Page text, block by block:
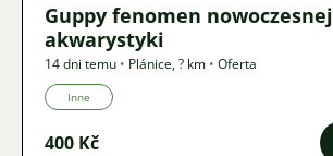
Guppy fenomen nowoczesnej
akwarystyki
14 dni temu • Plánice,? km • Oferta
Inne
400 Kč